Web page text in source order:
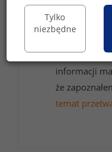
sp. k. w celu
newsletter’a
Wyrażam
adres e-mail
informacji
że
temat
Tylko
niezbędne